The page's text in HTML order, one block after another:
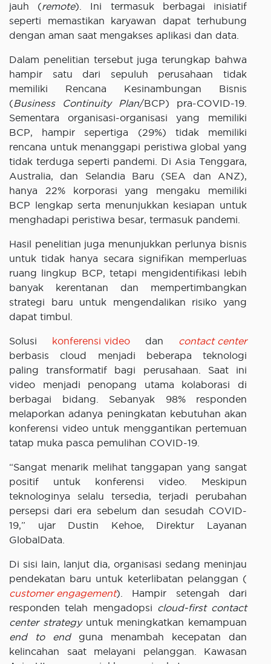
jauh (remote). Ini termasuk berbagai inisiatif
seperti memastikan karyawan dapat terhubung
dengan aman saat mengakses aplikasi dan data.
Dalam penelitian tersebut juga terungkap bahwa
hampir satu dari sepuluh perusahaan tidak
memiliki Rencana Kesinambungan Bisnis
(Business Continuity Plan/BCP) pra-COVID-19.
Sementara organisasi-organisasi yang memiliki
BCP, hampir sepertiga (29%) tidak memiliki
rencana untuk menanggapi peristiwa global yang
tidak terduga seperti pandemi. Di Asia Tenggara,
Australia, dan Selandia Baru (SEA dan ANZ),
hanya 22% korporasi yang mengaku memiliki
BCP lengkap serta menunjukkan kesiapan untuk
menghadapi peristiwa besar, termasuk pandemi.
Hasil penelitian juga menunjukkan perlunya bisnis
untuk tidak hanya secara signifikan memperluas
ruang lingkup BCP, tetapi mengidentifikasi lebih
banyak kerentanan dan mempertimbangkan
strategi baru untuk mengendalikan risiko yang
dapat timbul.
Solusi konferensi video dan contact center
berbasis cloud menjadi beberapa teknologi
paling transformatif bagi perusahaan. Saat ini
video menjadi penopang utama kolaborasi di
berbagai bidang. Sebanyak 98% responden
melaporkan adanya peningkatan kebutuhan akan
konferensi video untuk menggantikan pertemuan
tatap muka pasca pemulihan COVID-19.
“Sangat menarik melihat tanggapan yang sangat
positif untuk konferensi video. Meskipun
teknologinya selalu tersedia, terjadi perubahan
persepsi dari era sebelum dan sesudah COVID-
19,” ujar Dustin Kehoe, Direktur Layanan
GlobalData.
Di sisi lain, lanjut dia, organisasi sedang meninjau
pendekatan baru untuk keterlibatan pelanggan (
customer engagement). Hampir setengah dari
responden telah mengadopsi cloud-first contact
center strategyuntuk meningkatkan kemampuan
end to endguna menambah kecepatan dan
kelincahan saat melayani pelanggan. Kawasan